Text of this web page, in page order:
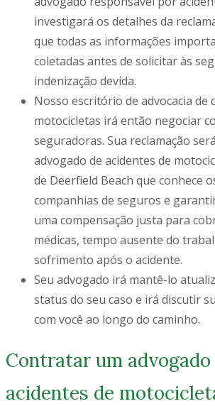
investigará os detalhes da
que todas as informações
coletadas antes de solicitar às
indenização devida.
Nosso escritório de advocacia de
motocicletas irá então negociar
seguradoras. Sua reclamação
advogado de acidentes de
de Deerfield Beach que conhece
companhias de seguros e
uma compensação justa para
médicas, tempo ausente do
sofrimento após o acidente.
Seu advogado irá mantê-lo
status do seu caso e irá discutir
com você ao longo do caminho.
Contratar um advogado
acidentes de